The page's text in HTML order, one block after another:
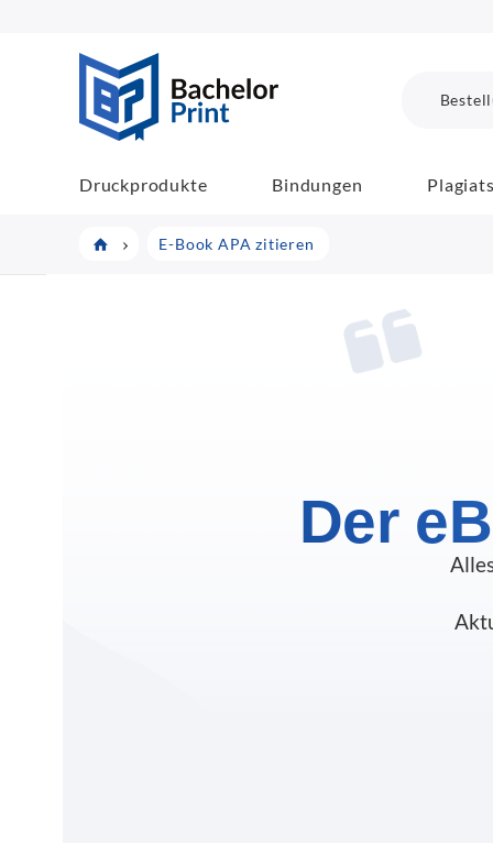
Druckprodukte Bindungen
E-Book APA zitieren
Der